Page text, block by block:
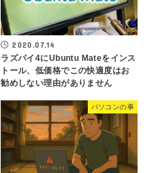
2020.07.14
ラズパイ4にUbuntu Mateをインス
トール、低価格でこの快適度はお
勧めしない理由がありません
パソコンの事